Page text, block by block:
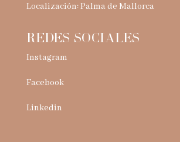
Localización: Palma de Mallorca
REDES SOCIALES
Instagram
Facebook
Linkedin